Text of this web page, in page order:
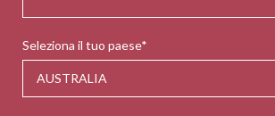
Seleziona il tuo paese*